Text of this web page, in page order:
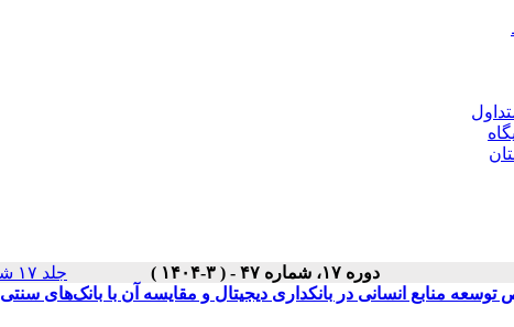
دوره ۱۷، شماره ۴۷ - ( ۳-۱۴۰۴ ) جلد ۱۷ شماره ۴۷ صفحات ۱۱-۱
منابع انسانی در بانکداری دیجیتال و مقایسه آن با بانک‌های سنتی